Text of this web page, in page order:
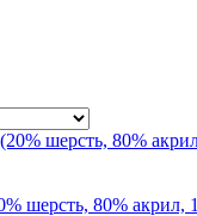
шерсть, 80% акрил,